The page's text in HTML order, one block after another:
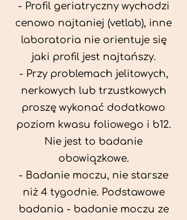
- Profil geriatryczny wychodzi
cenowo najtaniej (vetlab), inne
laboratoria nie orientuje się
jaki profil jest najtańszy.
- Przy problemach jelitowych,
nerkowych lub trzustkowych
proszę wykonać dodatkowo
poziom kwasu foliowego i b12.
Nie jest to badanie
obowiązkowe.
- Badanie moczu, nie starsze
niż 4 tygodnie. Podstawowe
badania - badanie moczu ze